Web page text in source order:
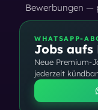
Bewerbungen —
WHATSAPP-
Jobs aufs
Neue Premium-
jederzeit kündbar.